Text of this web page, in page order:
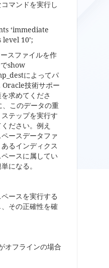
マンドを実行し
‘immediate
10’;
スファイルを作
show
によってパ
Oracle技術サポー
求めてくださ
、このデータの重
テップを実行す
ださい。例え
ースデータファ
るインディクス
ースに属してい
になる。
ースを実行する
その正確性を確
オフラインの場合